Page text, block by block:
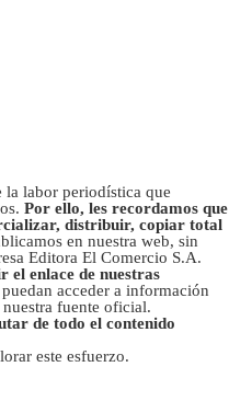
la labor periodística que
Por ello, les recordamos que
distribuir, copiar total
en nuestra web, sin
Editora El Comercio S.A.
el enlace de nuestras
acceder a información
fuente oficial.
de todo el contenido
este esfuerzo.